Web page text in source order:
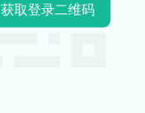
获取登录二维码